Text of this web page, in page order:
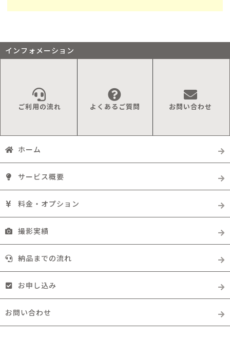
インフォメーション
ご利用の流れ よくあるご質問 お問い合わせ
ホーム
サービス概要
料金・オプション
撮影実績
納品までの流れ
お申し込み
お問い合わせ